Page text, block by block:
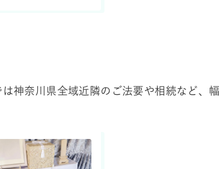
神奈川県全域近隣のご法要や相続など、